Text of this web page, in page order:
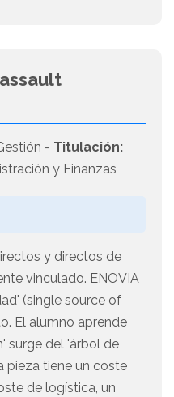
- Titulación:
y Finanzas
y directos de
vinculado. ENOVIA
(single source of
El alumno aprende
surge del 'árbol de
pieza tiene un coste
de logística, un